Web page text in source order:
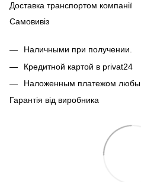
Доставка транспортом компанії
Самовивіз
Наличными при получении.
Кредитной картой в privat24
Наложенным платежом
Гарантія від виробника